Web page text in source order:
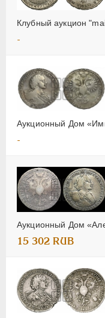
Клубный аукцион
-
Аукционный Дом
-
Аукционный Дом
15 302 RUB